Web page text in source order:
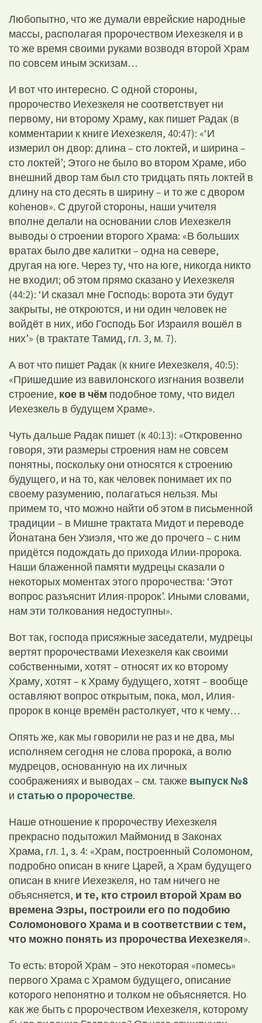
Любопытно, что же думали еврейские народные
массы, располагая пророчеством Иехезкеля и в
то же время своими руками возводя второй Храм
по совсем иным эскизам…
И вот что интересно. С одной стороны,
пророчество Иехезкеля не соответствует ни
первому, ни второму Храму, как пишет Радак (в
комментарии к книге Иехезкеля, 40:47): «‘И
измерил он двор: длина – сто локтей, и ширина –
сто локтей’; Этого не было во втором Храме, ибо
внешний двор там был сто тридцать пять локтей в
длину на сто десять в ширину – и то же с двором
коhенов». С другой стороны, наши учителя
вполне делали на основании слов Иехезкеля
выводы о строении второго Храма: «В больших
вратах было две калитки – одна на севере,
другая на юге. Через ту, что на юге, никогда никто
не входил; об этом прямо сказано у Иехезкеля
(44:2): ‘И сказал мне Господь: ворота эти будут
закрыты, не откроются, и ни один человек не
войдёт в них, ибо Господь Бог Израиля вошёл в
них’» (в трактате Тамид, гл. 3, м. 7).
А вот что пишет Радак (к книге Иехезкеля, 40:5):
«Пришедшие из вавилонского изгнания возвели
строение, кое в чём подобное тому, что видел
Иехезкель в будущем Храме».
Чуть дальше Радак пишет (к 40:13): «Откровенно
говоря, эти размеры строения нам не совсем
понятны, поскольку они относятся к строению
будущего, и на то, как человек понимает их по
своему разумению, полагаться нельзя. Мы
примем то, что можно найти об этом в письменной
традиции – в Мишне трактата Мидот и переводе
Йонатана бен Узиэля, что же до прочего – с ним
придётся подождать до прихода Илии-пророка.
Наши блаженной памяти мудрецы сказали о
некоторых моментах этого пророчества: ‘Этот
вопрос разъяснит Илия-пророк’. Иными словами,
нам эти толкования недоступны».
Вот так, господа присяжные заседатели, мудрецы
вертят пророчествами Иехезкеля как своими
собственными, хотят – относят их ко второму
Храму, хотят – к Храму будущего, хотят – вообще
оставляют вопрос открытым, пока, мол, Илия-
пророк в конце времён растолкует, что к чему…
Опять же, как мы говорили не раз и не два, мы
исполняем сегодня не слова пророка, а волю
мудрецов, основанную на их личных
соображениях и выводах – см. также выпуск №8
и статью о пророчестве.
Наше отношение к пророчеству Иехезкеля
прекрасно подытожил Маймонид в Законах
Храма, гл. 1, з. 4: «Храм, построенный Соломоном,
подробно описан в книге Царей, а Храм будущего
описан в книге Иехезкеля, но там ничего не
объясняется, и те, кто строил второй Храм во
времена Эзры, построили его по подобию
Соломонового Храма и в соответствии с тем,
что можно понять из пророчества Иехезкеля».
То есть: второй Храм – это некоторая «помесь»
первого Храма с Храмом будущего, описание
которого непонятно и толком не объясняется. Но
как же быть с пророчеством Иехезкеля, которому